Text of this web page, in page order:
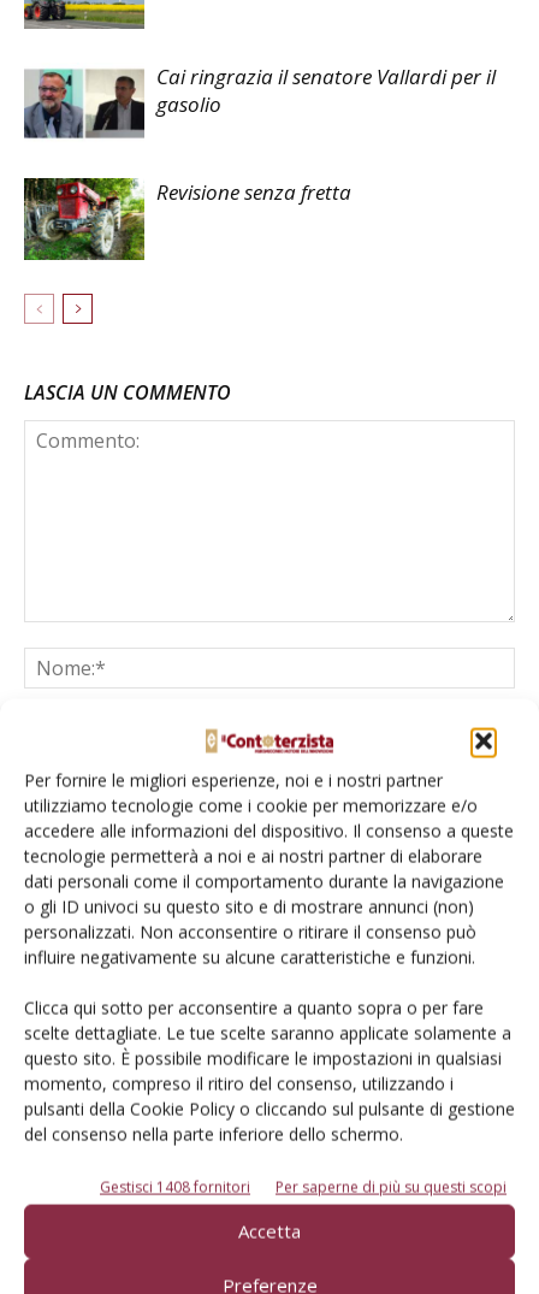
Per fornire le migliori esperienze, noi e i nostri partner
utilizziamo tecnologie come i cookie per memorizzare e/o
accedere alle informazioni del dispositivo. Il consenso a queste
tecnologie permetterà a noi e ai nostri partner di elaborare
dati personali come il comportamento durante la navigazione
o gli ID univoci su questo sito e di mostrare annunci (non)
personalizzati. Non acconsentire o ritirare il consenso può
influire negativamente su alcune caratteristiche e funzioni.
Clicca qui sotto per acconsentire a quanto sopra o per fare
scelte dettagliate. Le tue scelte saranno applicate solamente a
questo sito. È possibile modificare le impostazioni in qualsiasi
momento, compreso il ritiro del consenso, utilizzando i
pulsanti della Cookie Policy o cliccando sul pulsante di gestione
del consenso nella parte inferiore dello schermo.
Gestisci 1408 fornitori Per saperne di più su questi scopi
Accetta
Preferenze
Cai ringrazia il senatore Vallardi per il
gasolio
Revisione senza fretta
LASCIA UN COMMENTO
Salva il mio nome, email e sito web in questo browser per la
prossima volta che commento.
E-magazine
Tecniche, prodotti e servizi dalle aziende